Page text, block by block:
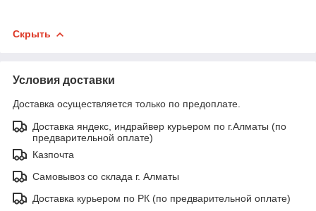
Скрыть
Условия доставки
Доставка осуществляется только по предоплате.
Доставка яндекс, индрайвер курьером по г.Алматы (по
предварительной оплате)
Казпочта
Самовывоз со склада г. Алматы
Доставка курьером по РК (по предварительной оплате)